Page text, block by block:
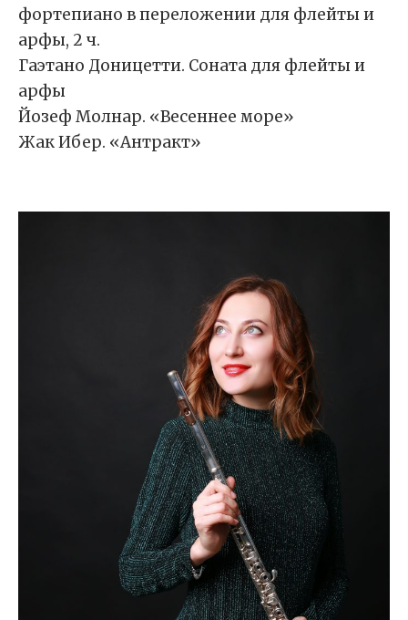
фортепиано в переложении для флейты и
арфы, 2 ч.
Гаэтано Доницетти. Соната для флейты и
арфы
Йозеф Молнар. «Весеннее море»
Жак Ибер. «Антракт»